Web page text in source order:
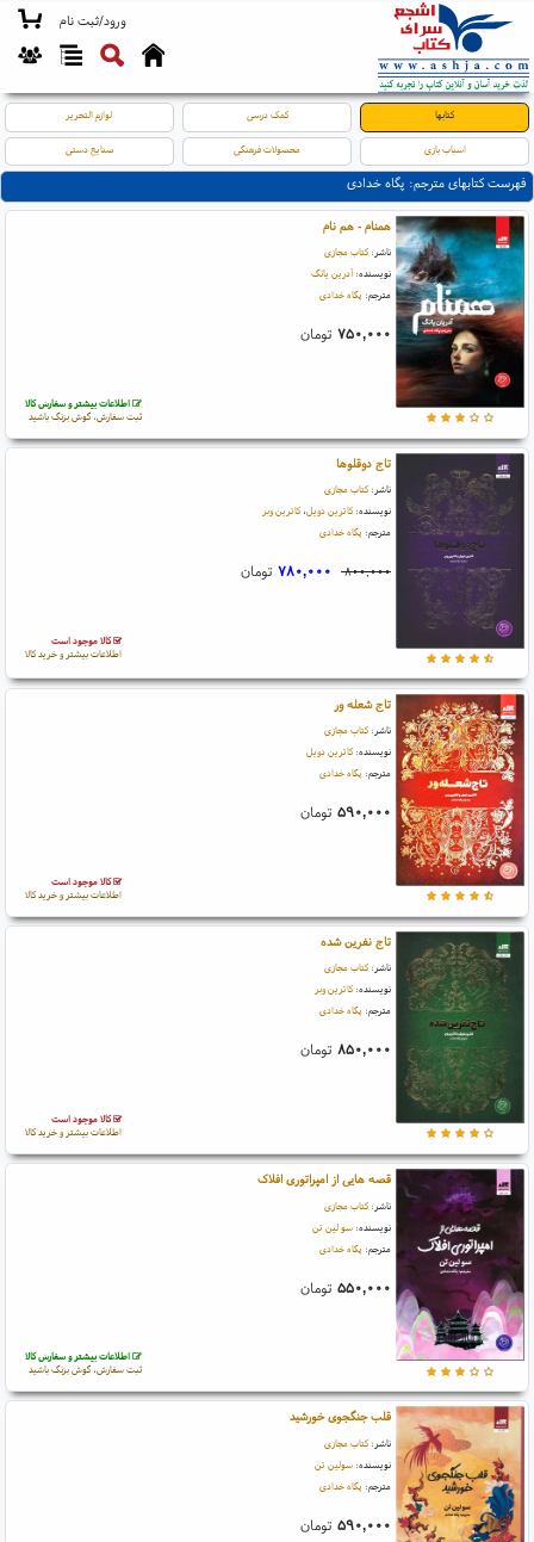
ورود/ثبت نام
کتابها کمک درسی لوازم التحریر
اسباب بازی محصولات فرهنگی صنایع دستی
فهرست کتابهای مترجم: پگاه خدادی
همنام - هم نام
ناشر: کتاب مجازی
نویسنده: آدرین یانگ
مترجم: پگاه خدادی
۷۵۰,۰۰۰ تومان
اطلاعات بیشتر و سفارش کالا
ثبت سفارش، گوش بزنگ باشید
تاج دوقلوها
ناشر: کتاب مجازی
نویسنده: کاترین دویل، کاترین وبر
مترجم: پگاه خدادی
۸۰۰,۰۰۰ ۷۸۰,۰۰۰ تومان
کالا موجود است
اطلاعات بیشتر و خرید کالا
تاج شعله ور
ناشر: کتاب مجازی
نویسنده: کاترین دویل
مترجم: پگاه خدادی
۵۹۰,۰۰۰ تومان
کالا موجود است
اطلاعات بیشتر و خرید کالا
تاج نفرین شده
ناشر: کتاب مجازی
نویسنده: کاترین وبر
مترجم: پگاه خدادی
۸۵۰,۰۰۰ تومان
کالا موجود است
اطلاعات بیشتر و خرید کالا
قصه هایی از امپراتوری افلاک
ناشر: کتاب مجازی
نویسنده: سو لین تن
مترجم: پگاه خدادی
۵۵۰,۰۰۰ تومان
اطلاعات بیشتر و سفارش کالا
ثبت سفارش، گوش بزنگ باشید
قلب جنگجوی خورشید
ناشر: کتاب مجازی
نویسنده: سولین تن
مترجم: پگاه خدادی
۵۹۰,۰۰۰ تومان